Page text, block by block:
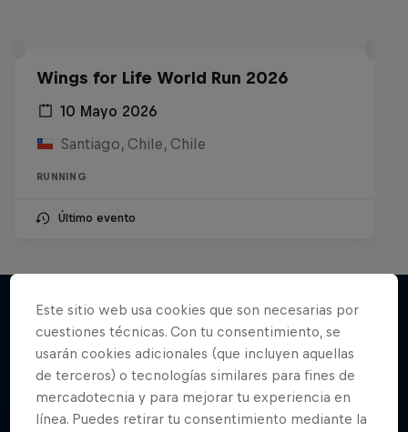
Wings for Life World Run 2026
10 Mayo 2026
Santiago, Chile, Chile
RUNNING
Último evento
Más contenidos similares
Este sitio web usa cookies que son necesarias por
cuestiones técnicas. Con tu consentimiento, se
usarán cookies adicionales (que incluyen aquellas
de terceros) o tecnologías similares para fines de
mercadotecnia y para mejorar tu experiencia en
línea. Puedes retirar tu consentimiento mediante la